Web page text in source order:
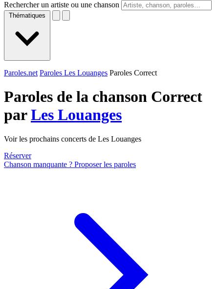
Rechercher un artiste ou une chanson
Thématiques
Paroles.net Paroles Les Louanges Paroles Correct
Paroles de la chanson Correct
parLes Louanges
Voir les prochains concerts de Les Louanges
Réserver
Chanson manquante ? Proposer les paroles